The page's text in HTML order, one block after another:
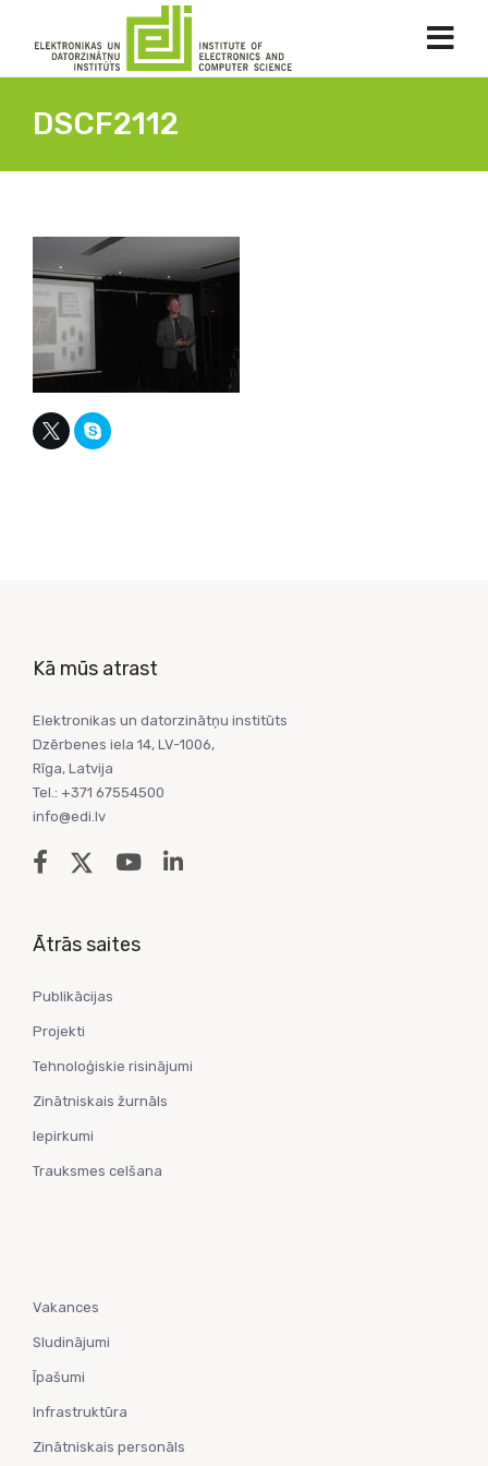
DSCF2112
Kā mūs atrast
Elektronikas un datorzinātņu institūts
Dzērbenes iela 14, LV-1006,
Rīga, Latvija
Tel.: +371 67554500
info@edi.lv
Ātrās saites
Publikācijas
Projekti
Tehnoloģiskie risinājumi
Zinātniskais žurnāls
Iepirkumi
Trauksmes celšana
Vakances
Sludinājumi
Īpašumi
Infrastruktūra
Zinātniskais personāls